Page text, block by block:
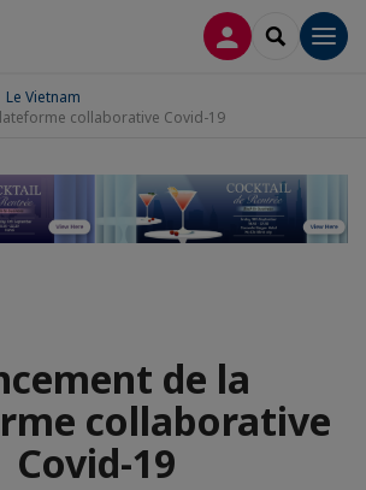
CONNEXION
Le Vietnam
collaborative Covid-19
de la
collaborative
Covid-19